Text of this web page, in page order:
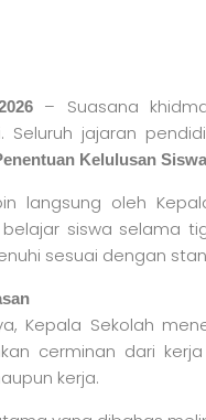
– Suasana
Seluruh jajaran
Kelulusan
langsung oleh
siswa selama
sesuai dengan
Kepala Sekolah
cerminan dari
kerja.